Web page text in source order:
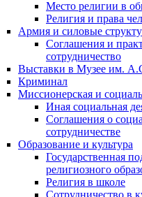
Место религии в
Религия и права
Армия и силовые
Соглашения и
сотрудничество
Выставки в Музее им.
Криминал
Миссионерская и
Иная социальная
Соглашения о
сотрудничестве
Образование и культура
Государственная
религиозного
Религия в школе
Сотрудничество в